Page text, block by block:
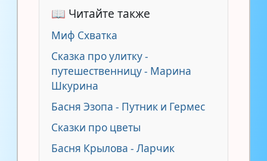
📖 Читайте также
Миф Схватка
Сказка про улитку -
путешественницу - Марина
Шкурина
Басня Эзопа - Путник и Гермес
Сказки про цветы
Басня Крылова - Ларчик